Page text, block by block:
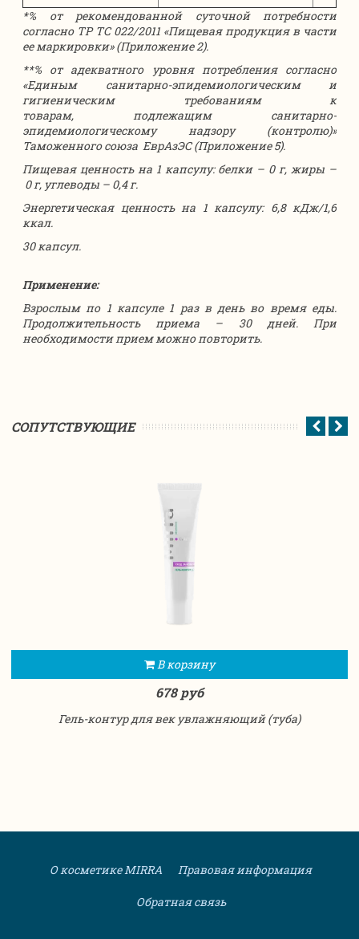
*% от рекомендованной суточной потребности
согласно ТР ТС 022/2011 «Пищевая продукция в части
ее маркировки» (Приложение 2).
**% от адекватного уровня потребления согласно
«Единым санитарно-эпидемиологическим и
гигиеническим требованиям к
товарам, подлежащим санитарно-
эпидемиологическому надзору (контролю)»
Таможенного союза ЕврАзЭС (Приложение 5).
Пищевая ценность на 1 капсулу: белки – 0 г, жиры –
0 г, углеводы – 0,4 г.
Энергетическая ценность на 1 капсулу: 6,8 кДж/1,6
ккал.
30 капсул.
Применение:
Взрослым по 1 капсуле 1 раз в день во время еды.
Продолжительность приема – 30 дней. При
необходимости прием можно повторить.
CОПУТСТВУЮЩИЕ
В корзину
678 руб
Гель-контур для век увлажняющий (туба)
О косметике MIRRA Правовая информация
Обратная связь